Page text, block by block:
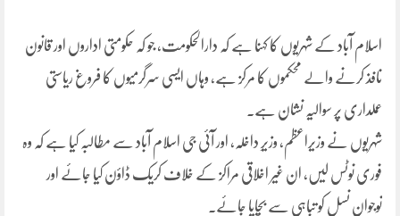
اسلام آباد کے شہریوں کا کہنا ہے کہ دارالحکومت، جو کہ حکومتی اداروں اور قانون
نافذ کرنے والے محکموں کا مرکز ہے، وہاں ایسی سرگرمیوں کا فروغ ریاستی
عملداری پر سوالیہ نشان ہے۔
شہریوں نے وزیراعظم، وزیرِ داخلہ، اور آئی جی اسلام آباد سے مطالبہ کیا ہے کہ وہ
فوری نوٹس لیں، ان غیر اخلاقی مراکز کے خلاف کریک ڈاؤن کیا جائے اور
نوجوان نسل کو تباہی سے بچایا جائے۔